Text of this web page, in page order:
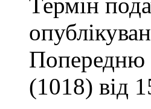
Попередню
(1018) від